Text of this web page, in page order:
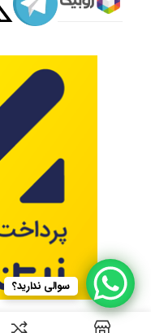
سوالی ندارید؟